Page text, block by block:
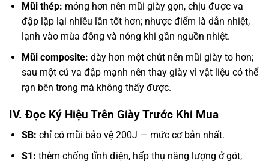
Mũi thép: mỏng hơn nên mũi giày gọn, chịu được va
đập lặp lại nhiều lần tốt hơn; nhược điểm là dẫn nhiệt,
lạnh vào mùa đông và nóng khi gần nguồn nhiệt.
Mũi composite: dày hơn một chút nên mũi giày to hơn;
sau một cú va đập mạnh nên thay giày vì vật liệu có thể
rạn bên trong mà không thấy được.
IV. Đọc Ký Hiệu Trên Giày Trước Khi Mua
SB: chỉ có mũi bảo vệ 200J — mức cơ bản nhất.
S1: thêm chống tĩnh điện, hấp thụ năng lượng ở gót,